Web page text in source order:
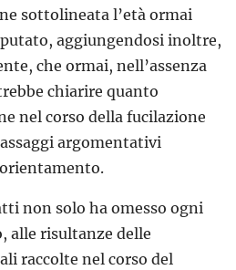
sottolineata l’età ormai
aggiungendosi inoltre,
che ormai, nell’assenza
chiarire quanto
nel corso della fucilazione
argomentativi
non solo ha omesso ogni
alle risultanze delle
raccolte nel corso del